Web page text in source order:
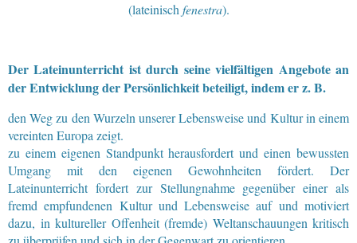
(lateinisch fenestra).
Der Lateinunterricht ist durch seine vielfältigen Angebote an
der Entwicklung der Persönlichkeit beteiligt, indem er z. B.
den Weg zu den Wurzeln unserer Lebensweise und Kultur in einem
vereinten Europa zeigt.
zu einem eigenen Standpunkt herausfordert und einen bewussten
Umgang mit den eigenen Gewohnheiten fördert. Der
Lateinunterricht fordert zur Stellungnahme gegenüber einer als
fremd empfundenen Kultur und Lebensweise auf und motiviert
dazu, in kultureller Offenheit (fremde) Weltanschauungen kritisch